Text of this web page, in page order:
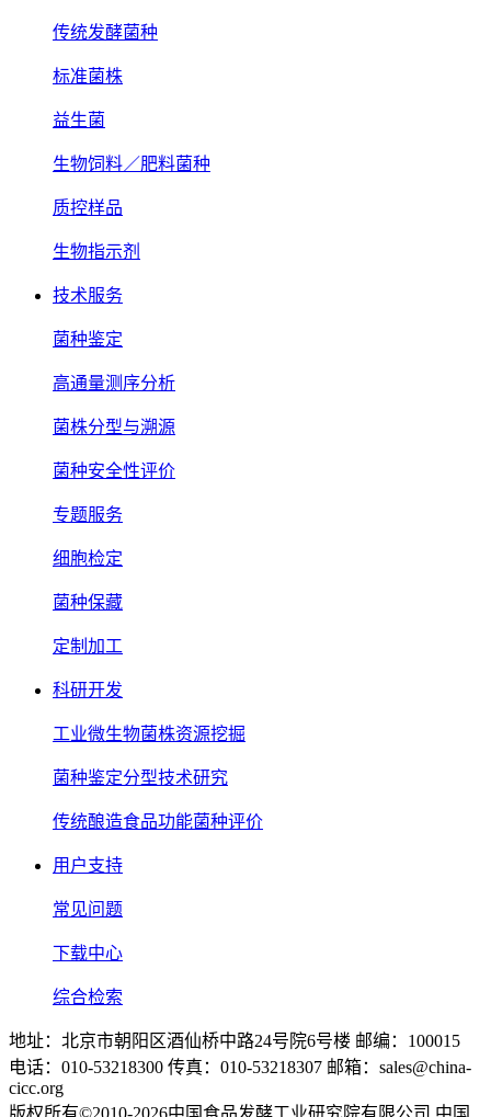
传统发酵菌种
标准菌株
益生菌
生物饲料／肥料菌种
质控样品
生物指示剂
技术服务
菌种鉴定
高通量测序分析
菌株分型与溯源
菌种安全性评价
专题服务
细胞检定
菌种保藏
定制加工
科研开发
工业微生物菌株资源挖掘
菌种鉴定分型技术研究
传统酿造食品功能菌种评价
用户支持
常见问题
下载中心
综合检索
地址：北京市朝阳区酒仙桥中路24号院6号楼 邮编：100015
电话：010-53218300 传真：010-53218307 邮箱：sales@china-
cicc.org